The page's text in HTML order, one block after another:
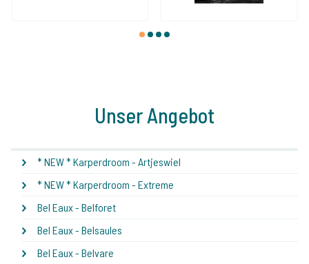
1 2 3 4
Unser Angebot
* NEW * Karperdroom - Artjeswiel
* NEW * Karperdroom - Extreme
Bel Eaux - Belforet
Bel Eaux - Belsaules
Bel Eaux - Belvare